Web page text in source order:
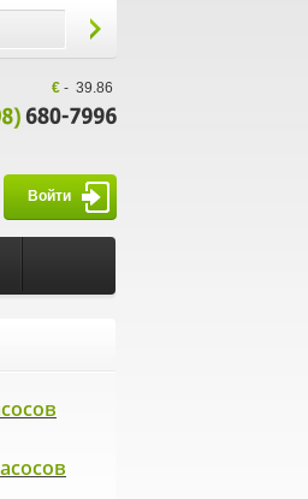
€- 39.86
Войти